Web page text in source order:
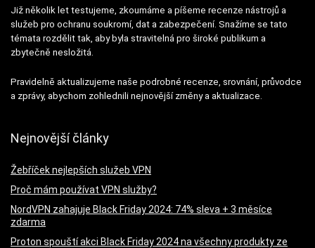
Již několik let testujeme, zkoumáme a píšeme recenze nástrojů a
služeb pro ochranu soukromí, dat a zabezpečení. Snažíme se tato
témata rozdělit tak, aby byla stravitelná pro široké publikum a
zbytečně nesložitá.
Pravidelně aktualizujeme naše podrobné recenze, srovnání, průvodce
a zprávy, abychom zohlednili nejnovější změny a aktualizace.
Nejnovější články
Žebříček nejlepších služeb VPN
Proč mám používat VPN služby?
NordVPN zahajuje Black Friday 2024: 74% sleva + 3 měsíce
zdarma
Proton spouští akci Black Friday 2024 na všechny produkty ze